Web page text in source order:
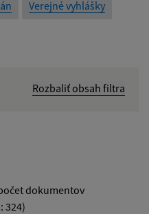
Verejné vyhlášky
Rozbaliť obsah filtra
dokumentov
324)